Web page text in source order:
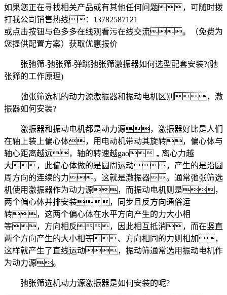
如果您正在寻找相关产品或有其他任何问题，可随时拨
打我公司销售热线： 13782587121
或点击按钮与色多多在线观看污在线交流。（免费为
您提供配置方案） 获取优惠报价
张弛筛-弛张筛-弹跳弛张筛激振器如何选型配套安装?(驰
张筛的工作原理)
弛张筛选机的动力源激振器和振动电机区别，激
振器如何安装?
激振器和振动电机都是动力源，激振器好比是人们
在轴上装上偏心体，用电动机带动其旋转，偏心体与
轴心距离越远，轴的转速越gao，离心力越
大，此偏心体做的是圆周运动，产生的是沿圆
周方向的连续的力。这就是激振器。通常弛张筛选
机使用激振器作为动力源，而振动电机则是，
两个偏心体并排安装，同步且反方向通俗运
转，这两个偏心体在水平方向产生的力大小相
等，方向相反，因此相互抵消，而在竖直
两个方向产生的大小相等、方向相同的力则相加，
这样就产生了直线运动，振动筛通常选用振动电机作
为动力源。
弛张筛选机动力源激振器是如何安装的呢?